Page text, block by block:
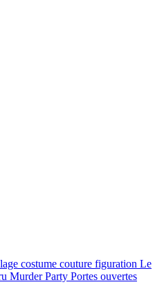
costume couture figuration Le
Murder Party Portes ouvertes